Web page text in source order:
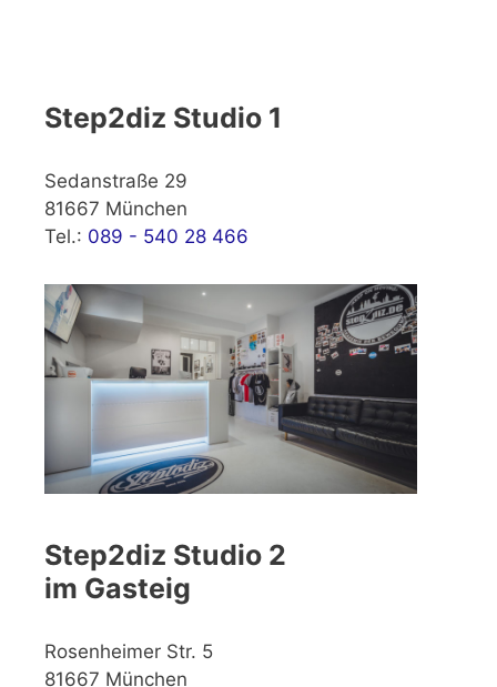
Step2diz Studio 1
Sedanstraße 29
81667 München
Tel.: 089 - 540 28 466
Step2diz Studio 2
im Gasteig
Rosenheimer Str. 5
81667 München